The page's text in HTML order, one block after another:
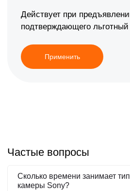
Действует при
подтверждающего льготный
Применить
Частые вопросы
Сколько времени занимает
камеры Sony?